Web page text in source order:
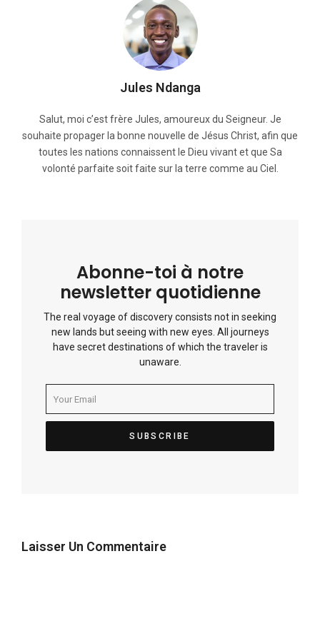
Jules Ndanga
Salut, moi c’est frère Jules, amoureux du Seigneur. Je
souhaite propager la bonne nouvelle de Jésus Christ, afin que
toutes les nations connaissent le Dieu vivant et que Sa
volonté parfaite soit faite sur la terre comme au Ciel.
Abonne-toi à notre
newsletter quotidienne
The real voyage of discovery consists not in seeking
new lands but seeing with new eyes. All journeys
have secret destinations of which the traveler is
unaware.
Laisser Un Commentaire